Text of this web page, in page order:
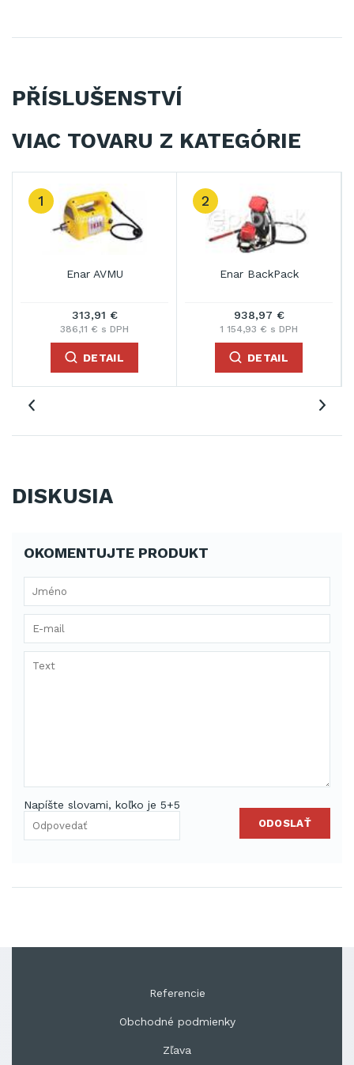
PŘÍSLUŠENSTVÍ
VIAC TOVARU Z KATEGÓRIE
1
Enar AVMU
313,91 €
386,11 € s DPH
DETAIL
2
Enar BackPack
938,97 €
1 154,93 € s DPH
DETAIL
DISKUSIA
OKOMENTUJTE PRODUKT
Napíšte slovami, koľko je 5+5
ODOSLAŤ
Referencie
Obchodné podmienky
Zľava